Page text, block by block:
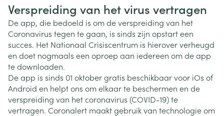
Verspreiding van het virus vertragen
De app, die bedoeld is om de verspreiding van het
Coronavirus tegen te gaan, is sinds zijn opstart een
succes. Het Nationaal Crisiscentrum is hierover verheugd
en doet nogmaals een oproep aan iedereen om de app
te downloaden.
De app is sinds 01 oktober gratis beschikbaar voor iOs of
Android en helpt ons om elkaar te beschermen en de
verspreiding van het coronavirus (COVID-19) te
vertragen. Coronalert maakt gebruik van technologie om